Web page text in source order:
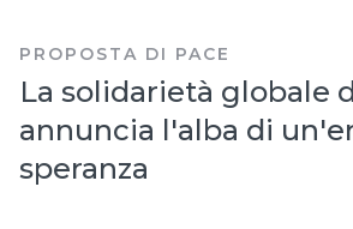
PROPOSTA DI PACE
La solidarietà globale
annuncia l'alba di
speranza